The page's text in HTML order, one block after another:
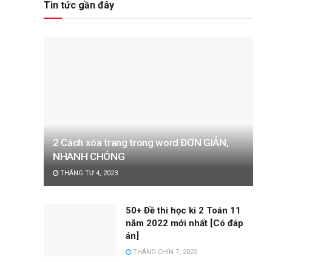
Tin tức gần đây
2 Cách xóa trang trong word ĐƠN GIẢN,
NHANH CHÓNG
THÁNG TƯ 4, 2023
50+ Đề thi học kì 2 Toán 11
năm 2022 mới nhất [Có đáp
án]
THÁNG CHÍN 7, 2022